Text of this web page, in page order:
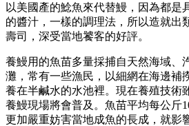
以美國產的鯰魚來代替鰻，因為都是
的醬汁，一樣的調理法，所以造就出
壽司，深受當地饕客的好評。
養鰻用的魚苗多量採捕自天然海域、
灘，常有一些漁民，以細網在海邊補
養在半鹹水的水池裡。現在養殖技術
養鰻現場將會普及。魚苗平均每公斤
更加嚴重妨害當地成魚的長成，就影